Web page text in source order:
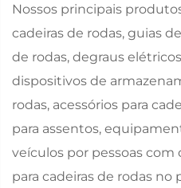
Nossos principais
cadeiras de rodas, guias
de rodas, degraus
dispositivos de
rodas, acessórios para
para assentos,
veículos por pessoas com
para cadeiras de rodas no